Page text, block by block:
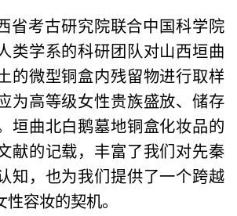
省考古研究院联合中国科学院
类学系的科研团队对山西垣曲
的微型铜盒内残留物进行取样
为高等级女性贵族盛放、储存
垣曲北白鹅墓地铜盒化妆品的
献的记载，丰富了我们对先秦
知，也为我们提供了一个跨越
容妆的契机。